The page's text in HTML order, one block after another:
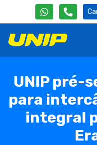
UNIP pré-
para
integral